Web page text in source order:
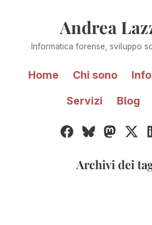
Andrea
Informatica forense, sviluppo
Home Chi sono
Servizi Blog
Facebook
BlueskyMastodon
X
Archivi dei